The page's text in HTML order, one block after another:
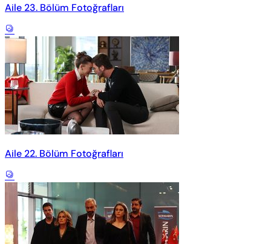
Aile 23. Bölüm Fotoğrafları
Aile 22. Bölüm Fotoğrafları